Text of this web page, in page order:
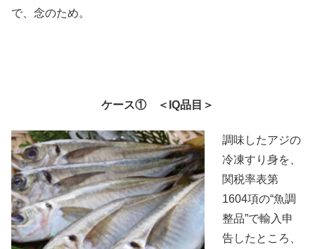
で、念のため。
ケース① ＜IQ品目＞
調味したアジの
冷凍すり身を、
関税率表第
1604項の“魚調
整品”で輸入申
告したところ、